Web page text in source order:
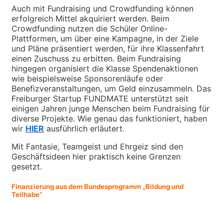
Auch mit Fundraising und Crowdfunding können
erfolgreich Mittel akquiriert werden. Beim
Crowdfunding nutzen die Schüler Online-
Plattformen, um über eine Kampagne, in der Ziele
und Pläne präsentiert werden, für ihre Klassenfahrt
einen Zuschuss zu erbitten. Beim Fundraising
hingegen organisiert die Klasse Spendenaktionen
wie beispielsweise Sponsorenläufe oder
Benefizveranstaltungen, um Geld einzusammeln. Das
Freiburger Startup FUNDMATE unterstützt seit
einigen Jahren junge Menschen beim Fundraising für
diverse Projekte. Wie genau das funktioniert, haben
wir HIER ausführlich erläutert.
Mit Fantasie, Teamgeist und Ehrgeiz sind den
Geschäftsideen hier praktisch keine Grenzen
gesetzt.
Finanzierung aus dem Bundesprogramm „Bildung und
Teilhabe“